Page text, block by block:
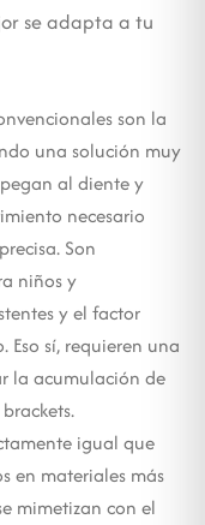
se adapta a tu
son la
una solución muy
al diente y
necesario
Son
niños y
y el factor
Eso sí, requieren una
la acumulación de
igual que
en materiales más
mimetizan con el